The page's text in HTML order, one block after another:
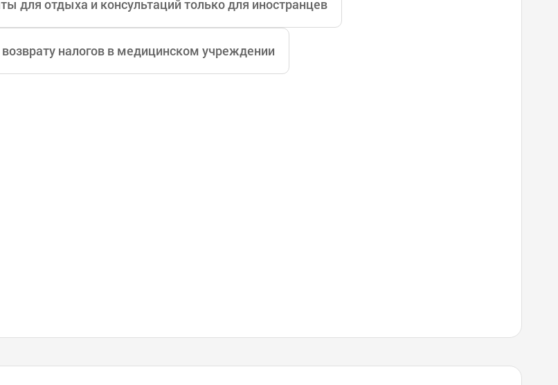
для отдыха и консультаций только для иностранцев
налогов в медицинском учреждении